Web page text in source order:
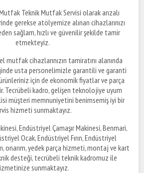
Teknik Mutfak Servisi olarak arızalı
gerekse atölyemize alınan cihazlarınızı
sağlam, hızlı ve güvenilir şekilde tamir
etmekteyiz.
mutfak cihazlarınızın tamiratını alanında
usta personelimizle garantili ve garanti
ürünleriniz için de ekonomik fiyatlar ve parça
Tecrübeli kadro, gelişen teknolojiye uyum
müşteri memnuniyetini benimsemiş iyi bir
hizmeti sunmaktayız.
Endüstriyel Çamaşır Makinesi, Benmari,
Ocak, Endüstriyel Fırın, Endüstriyel
onarım, yedek parça hizmeti, montaj ve kart
desteği, tecrübeli teknik kadromuz ile
sunmaktayız.